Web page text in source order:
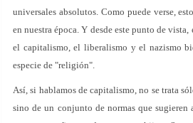
universales absolutos. Como puede verse,
en nuestra época. Y desde este punto de
el capitalismo, el liberalismo y el nazismo
especie de "religión".
Así, si hablamos de capitalismo, no se trata
sino de un conjunto de normas que sugieren